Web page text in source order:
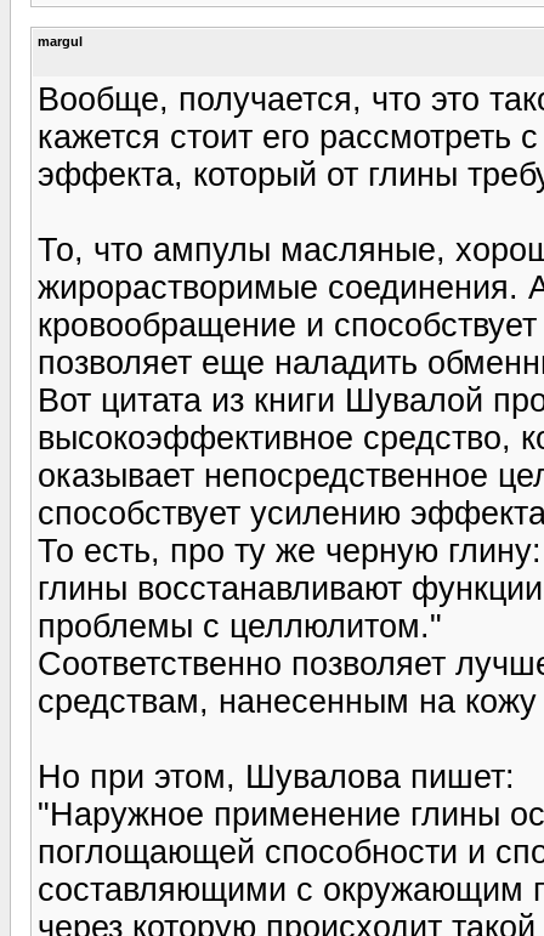
margul
Вообще, получается, что это
кажется стоит его рассмотреть
эффекта, который от глины
То, что ампулы масляные,
жирорастворимые соединения.
кровообращение и
позволяет еще наладить
Вот цитата из книги Шувалой
высокоэффективное средство,
оказывает непосредственное
способствует усилению
То есть, про ту же черную
глины восстанавливают
проблемы с целлюлитом."
Соответственно позволяет
средствам, нанесенным на
Но при этом, Шувалова пишет:
"Наружное применение глины
поглощающей способности и
составляющими с окружающим
через которую происходит